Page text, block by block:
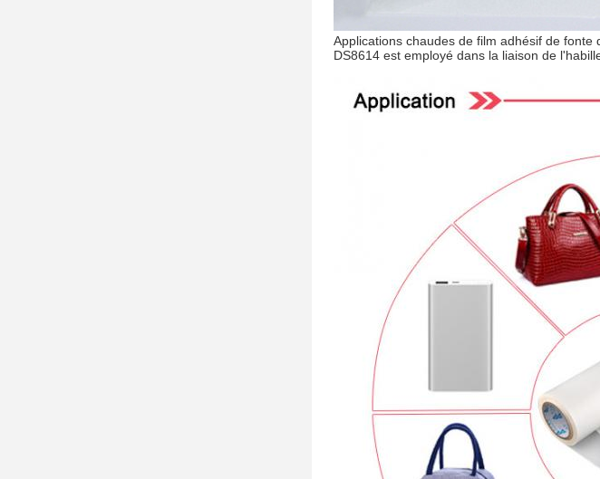
Applications chaudes de film adhésif de fonte
DS8614 est employé dans la liaison de